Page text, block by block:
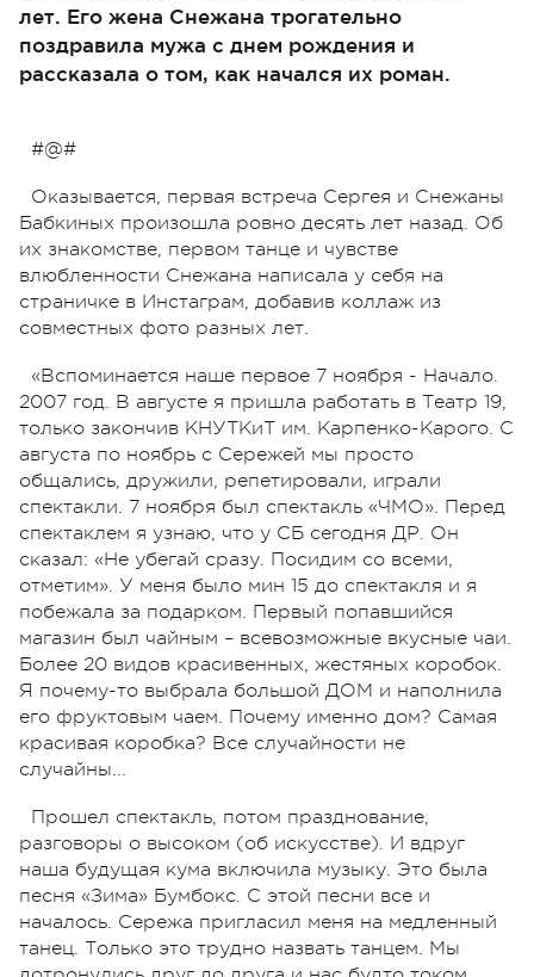
лет. Его жена Снежана трогательно
поздравила мужа с днем рождения и
рассказала о том, как начался их роман.
#@#
Оказывается, первая встреча Сергея и Снежаны
Бабкиных произошла ровно десять лет назад. Об
их знакомстве, первом танце и чувстве
влюбленности Снежана написала у себя на
страничке в Инстаграм, добавив коллаж из
совместных фото разных лет.
«Вспоминается наше первое 7 ноября - Начало.
2007 год. В августе я пришла работать в Театр 19,
только закончив КНУТКиТ им. Карпенко-Карого. С
августа по ноябрь с Сережей мы просто
общались, дружили, репетировали, играли
спектакли. 7 ноября был спектакль «ЧМО». Перед
спектаклем я узнаю, что у СБ сегодня ДР. Он
сказал: «Не убегай сразу. Посидим со всеми,
отметим». У меня было мин 15 до спектакля и я
побежала за подарком. Первый попавшийся
магазин был чайным – всевозможные вкусные чаи.
Более 20 видов красивенных, жестяных коробок.
Я почему-то выбрала большой ДОМ и наполнила
его фруктовым чаем. Почему именно дом? Самая
красивая коробка? Все случайности не
случайны...
Прошел спектакль, потом празднование,
разговоры о высоком (об искусстве). И вдруг
наша будущая кума включила музыку. Это была
песня «Зима» Бумбокс. С этой песни все и
началось. Сережа пригласил меня на медленный
танец. Только это трудно назвать танцем. Мы